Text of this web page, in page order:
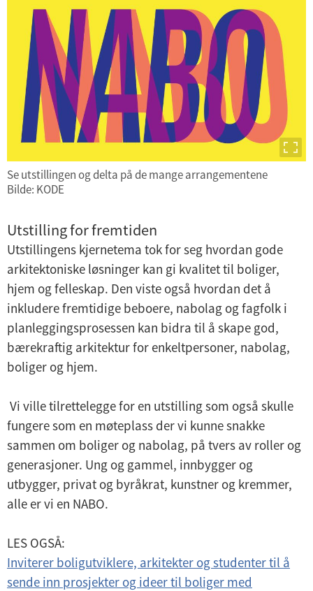
Se utstillingen og delta på de mange arrangementene
Bilde: KODE
Utstilling for fremtiden
Utstillingens kjernetema tok for seg hvordan gode
arkitektoniske løsninger kan gi kvalitet til boliger,
hjem og felleskap. Den viste også hvordan det å
inkludere fremtidige beboere, nabolag og fagfolk i
planleggingsprosessen kan bidra til å skape god,
bærekraftig arkitektur for enkeltpersoner, nabolag,
boliger og hjem.
Vi ville tilrettelegge for en utstilling som også skulle
fungere som en møteplass der vi kunne snakke
sammen om boliger og nabolag, på tvers av roller og
generasjoner. Ung og gammel, innbygger og
utbygger, privat og byråkrat, kunstner og kremmer,
alle er vi en NABO.
LES OGSÅ:
Inviterer boligutviklere, arkitekter og studenter til å
sende inn prosjekter og ideer til boliger med